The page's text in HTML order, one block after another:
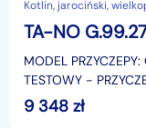
Kotlin, jarociński,
MODEL
TESTOWY -
RĘKI!ROCZNIK
PRZYCZEPY TO:8
9 348 zł